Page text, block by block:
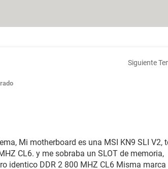
Siguiente
Mi motherboard es una MSI KN9 SLI V2,
CL6. y me sobraba un SLOT de memoria,
identico DDR 2 800 MHZ CL6 Misma marca